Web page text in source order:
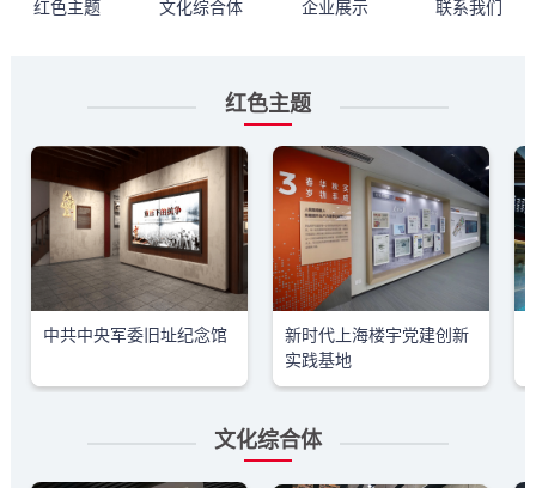
红色主题 文化综合体 企业展示 联系我们
红色主题
中共中央军委旧址纪念馆
新时代上海楼宇党建创新
实践基地
文化综合体